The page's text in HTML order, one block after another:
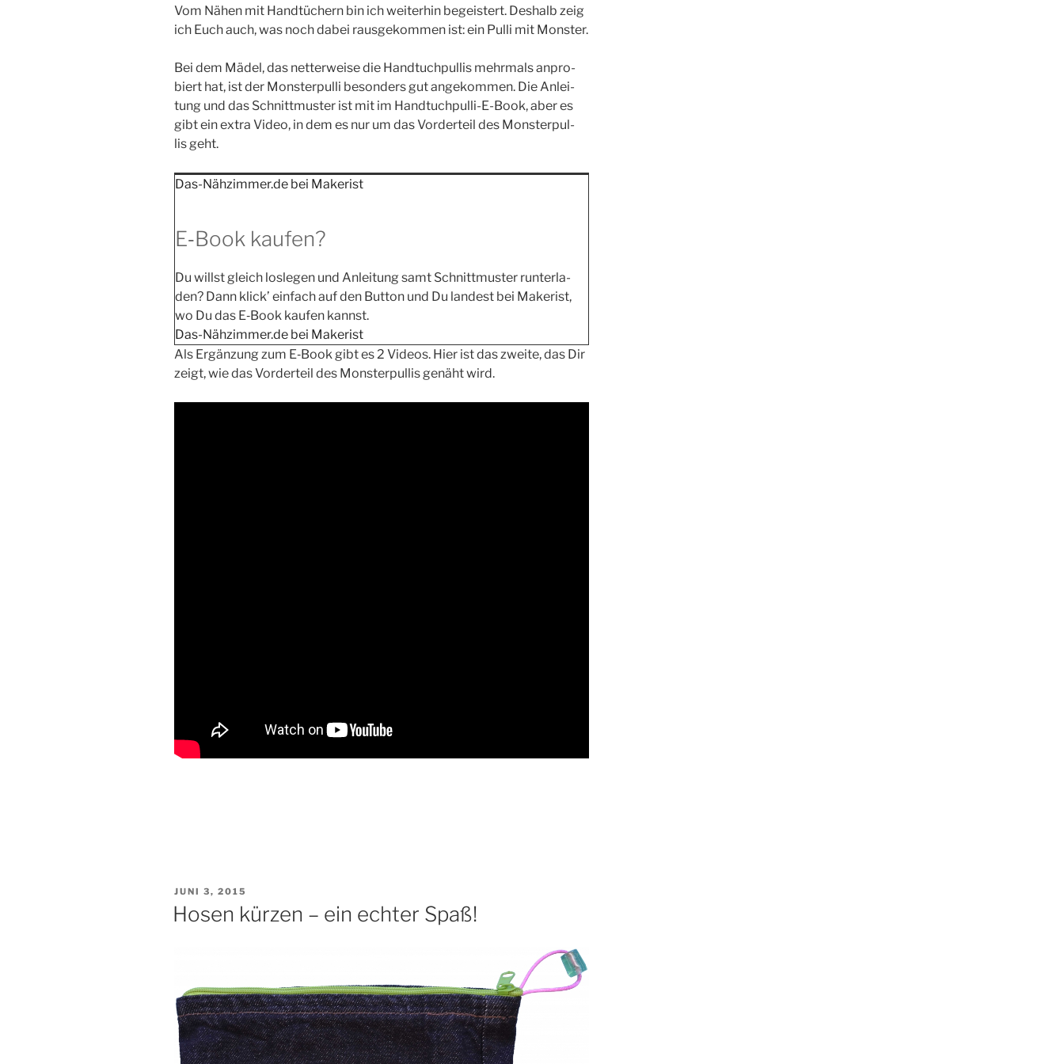
Vom Nähen mit Hand­tü­chern bin ich wei­ter­hin begeis­tert. Des­halb zeig
ich Euch auch, was noch dabei raus­ge­kom­men ist: ein Pul­li mit Monster.
Bei dem Mädel, das net­ter­wei­se die Hand­tuch­pul­lis mehr­mals anpro­
biert hat, ist der Mons­ter­pul­li beson­ders gut ange­kom­men. Die Anlei­
tung und das Schnitt­mus­ter ist mit im Hand­tuch­pul­li-E-Book, aber es
gibt ein extra Video, in dem es nur um das Vor­der­teil des Mons­ter­pul­
lis geht.
Das-Nähzimmer.de bei Make­rist
E‑Book kaufen?
Du willst gleich los­le­gen und Anlei­tung samt Schnitt­mus­ter run­ter­la­
den? Dann klick’ ein­fach auf den But­ton und Du lan­dest bei Make­rist,
wo Du das E‑Book kau­fen kannst.
Das-Nähzimmer.de bei Makerist
Als Ergän­zung zum E‑Book gibt es 2 Vide­os. Hier ist das zwei­te, das Dir
zeigt, wie das Vor­der­teil des Mons­ter­pul­lis genäht wird.
VERÖFFENTLICHT
AM
JUNI 3, 2015
Hosen kürzen – ein echter Spaß!